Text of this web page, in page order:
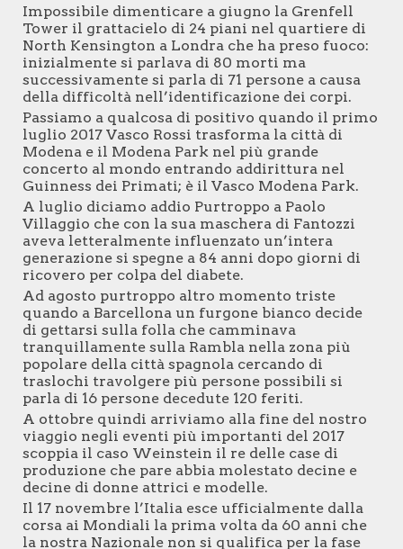
Impossibile dimenticare a giugno la Grenfell
Tower il grattacielo di 24 piani nel quartiere di
North Kensington a Londra che ha preso fuoco:
inizialmente si parlava di 80 morti ma
successivamente si parla di 71 persone a causa
della difficoltà nell’identificazione dei corpi.
Passiamo a qualcosa di positivo quando il primo
luglio 2017 Vasco Rossi trasforma la città di
Modena e il Modena Park nel più grande
concerto al mondo entrando addirittura nel
Guinness dei Primati; è il Vasco Modena Park.
A luglio diciamo addio Purtroppo a Paolo
Villaggio che con la sua maschera di Fantozzi
aveva letteralmente influenzato un’intera
generazione si spegne a 84 anni dopo giorni di
ricovero per colpa del diabete.
Ad agosto purtroppo altro momento triste
quando a Barcellona un furgone bianco decide
di gettarsi sulla folla che camminava
tranquillamente sulla Rambla nella zona più
popolare della città spagnola cercando di
traslochi travolgere più persone possibili si
parla di 16 persone decedute 120 feriti.
A ottobre quindi arriviamo alla fine del nostro
viaggio negli eventi più importanti del 2017
scoppia il caso Weinstein il re delle case di
produzione che pare abbia molestato decine e
decine di donne attrici e modelle.
Il 17 novembre l’Italia esce ufficialmente dalla
corsa ai Mondiali la prima volta da 60 anni che
la nostra Nazionale non si qualifica per la fase